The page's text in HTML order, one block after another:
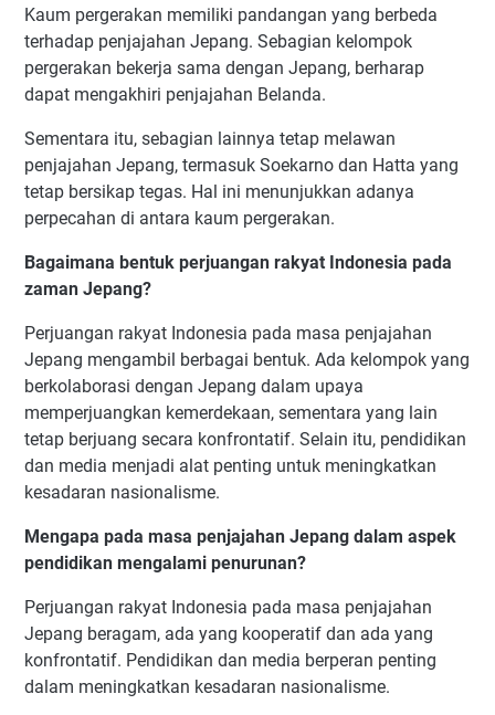
Kaum pergerakan memiliki pandangan yang berbeda
terhadap penjajahan Jepang. Sebagian kelompok
pergerakan bekerja sama dengan Jepang, berharap
dapat mengakhiri penjajahan Belanda.
Sementara itu, sebagian lainnya tetap melawan
penjajahan Jepang, termasuk Soekarno dan Hatta yang
tetap bersikap tegas. Hal ini menunjukkan adanya
perpecahan di antara kaum pergerakan.
Bagaimana bentuk perjuangan rakyat Indonesia pada
zaman Jepang?
Perjuangan rakyat Indonesia pada masa penjajahan
Jepang mengambil berbagai bentuk. Ada kelompok yang
berkolaborasi dengan Jepang dalam upaya
memperjuangkan kemerdekaan, sementara yang lain
tetap berjuang secara konfrontatif. Selain itu, pendidikan
dan media menjadi alat penting untuk meningkatkan
kesadaran nasionalisme.
Mengapa pada masa penjajahan Jepang dalam aspek
pendidikan mengalami penurunan?
Perjuangan rakyat Indonesia pada masa penjajahan
Jepang beragam, ada yang kooperatif dan ada yang
konfrontatif. Pendidikan dan media berperan penting
dalam meningkatkan kesadaran nasionalisme.